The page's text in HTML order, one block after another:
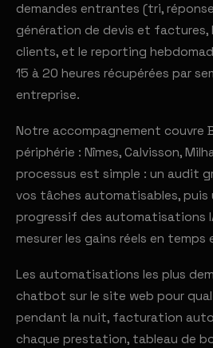
demandes entrantes (tri,
génération de devis et factures,
clients, et le reporting
15 à 20 heures récupérées par
entreprise.
Notre accompagnement couvre
périphérie : Nîmes, Calvisson,
processus est simple : un audit
vos tâches automatisables, puis
progressif des automatisations
mesurer les gains réels en temps
Les automatisations les plus
chatbot sur le site web pour
pendant la nuit, facturation
chaque prestation, tableau de